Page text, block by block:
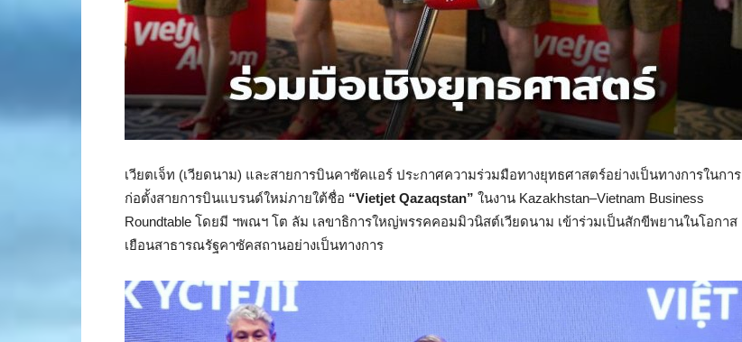
เวียตเจ็ท (เวียดนาม) และสายการบินคาซัคแอร์ ประกาศความร่วมมือทางยุทธศาสตร์อย่างเป็นทางการในการ
ก่อตั้งสายการบินแบรนด์ใหม่ภายใต้ชื่อ “Vietjet Qazaqstan” ในงาน Kazakhstan–Vietnam Business
Roundtable โดยมี ฯพณฯ โต ลัม เลขาธิการใหญ่พรรคคอมมิวนิสต์เวียดนาม เข้าร่วมเป็นสักขีพยานในโอกาส
เยือนสาธารณรัฐคาซัคสถานอย่างเป็นทางการ